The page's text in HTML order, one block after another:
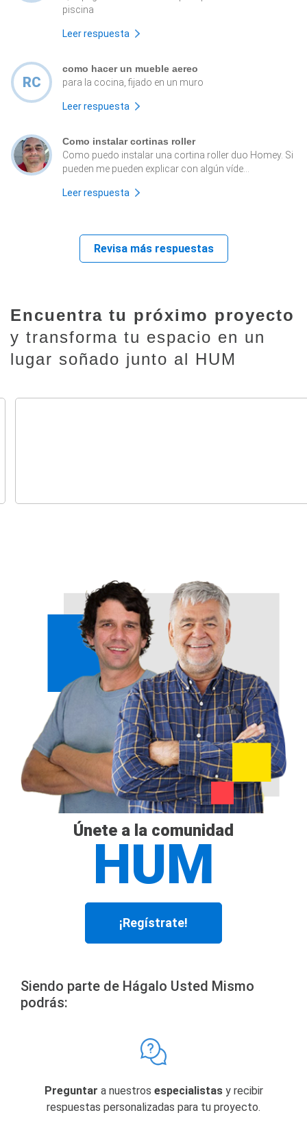
piscina
Leer respuesta
RC
como hacer un mueble aereo
para la cocina, fijado en un muro
Leer respuesta
Como instalar cortinas roller
Como puedo instalar una cortina roller duo Homey. Si
pueden me pueden explicar con algún víde...
Leer respuesta
Revisa más respuestas
Encuentra tu próximo proyecto
y transforma tu espacio en un
lugar soñado junto al HUM
Únete a la comunidad
HUM
¡Regístrate!
Siendo parte de Hágalo Usted Mismo
podrás:
Preguntar a nuestros especialistasy recibir
respuestas personalizadas para tu proyecto.